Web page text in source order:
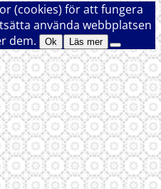
(cookies) för att fungera
använda webbplatsen
dem.
Ok Läs mer